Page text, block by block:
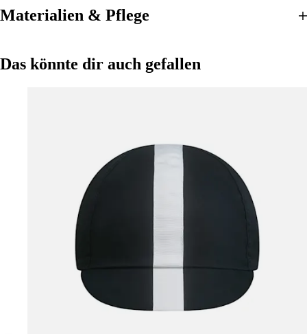
Materialien & Pflege
Das könnte dir auch gefallen